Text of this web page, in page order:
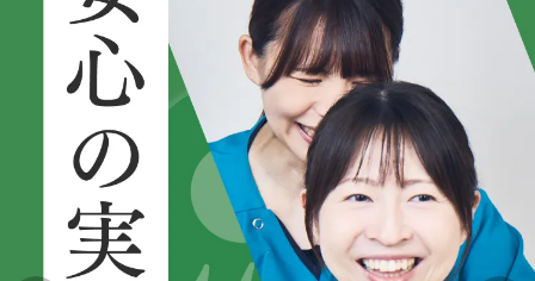
SYMPTOMS 症状から探す
腰痛
肩こり・首こり
四十肩・五十肩
MENU メニューから探す
STORE 店舗一覧
AREA エリアから探す
北海道
ABOUT US 私たちについて